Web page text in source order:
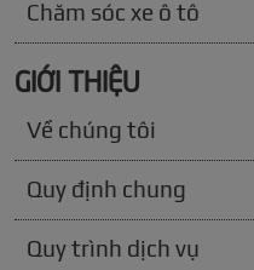
Chăm sóc xe ô tô
GIỚI THIỆU
Về chúng tôi
Quy định chung
Quy trình dịch vụ